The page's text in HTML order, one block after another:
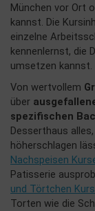
München vor Ort
kannst. Die
einzelne
kennenlernst, die
umsetzen kannst.
Von wertvollem
über
spezifischen
Desserthaus
höherschlagen
Nachspeisen
Patisserie
und Törtchen
Torten wie die